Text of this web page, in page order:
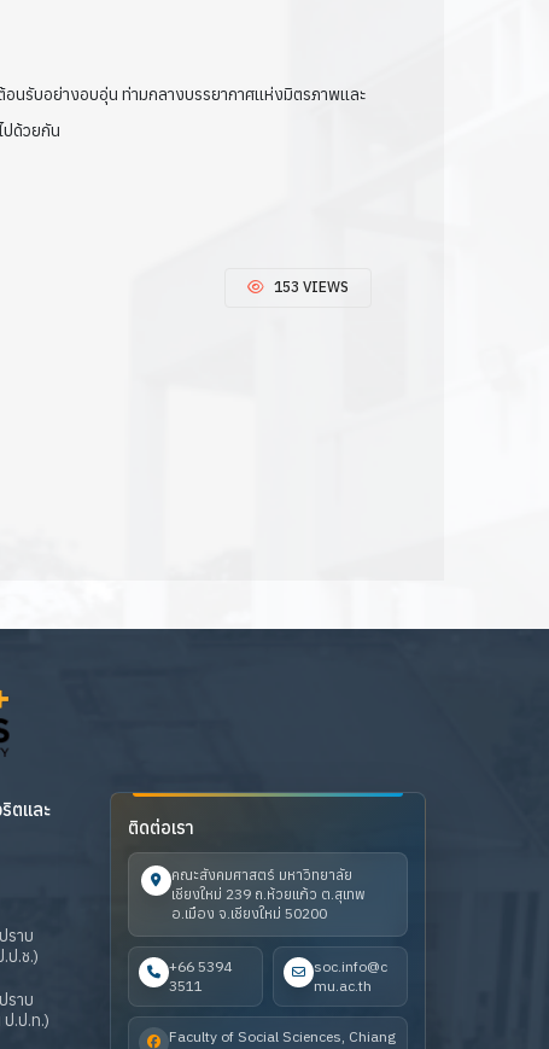
นรับอย่างอบอุ่น ท่ามกลางบรรยากาศแห่งมิตรภาพและ
ปด้วยกัน
153 VIEWS
ตและ
ราบ
ป.ช.)
ราบ
ป.ป.ท.)
ติดต่อเรา
คณะสังคมศาสตร์ มหาวิทยาลัย
เชียงใหม่ 239 ถ.ห้วยแก้ว ต.สุเทพ
อ.เมือง จ.เชียงใหม่ 50200
+66 5394
3511
soc.info@c
mu.ac.th
Faculty of Social Sciences, Chiang